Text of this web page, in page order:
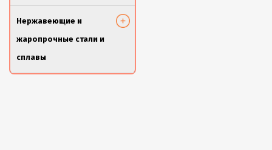
Нержавеющие и
жаропрочные стали и
сплавы